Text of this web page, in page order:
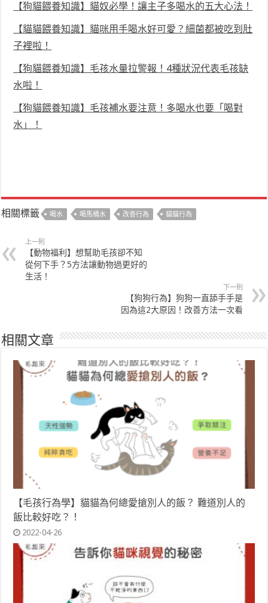
【狗貓餵養知識】貓奴必學！讓主子多喝水的五大心法！
【貓貓餵養知識】貓咪用手喝水好可愛？細菌都被吃到肚
子裡啦！
【狗貓餵養知識】毛孩水量拉警報！4種狀況代表毛孩缺
水啦！
【狗貓餵養知識】毛孩補水要注意！多喝水也要「喝對
水」！
相關標籤 喝水 喝馬桶水 改善行為 貓貓行為
上一則
【動物福利】想幫助毛孩卻不知
從何下手？5方法讓動物過更好的
生活！
下一則
【狗狗行為】狗狗一直舔手手是
因為這2大原因！改善方法一次看
相關文章
【毛孩行為學】貓貓為何總愛搶別人的飯？ 難道別人的
飯比較好吃？！
2022-04-26